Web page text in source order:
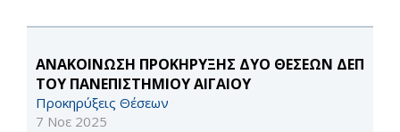
ΑΝΑΚΟΙΝΩΣΗ ΠΡΟΚΗΡΥΞΗΣ ΔΥΟ ΘΕΣΕΩΝ ΔΕΠ
ΤΟΥ ΠΑΝΕΠΙΣΤΗΜΙΟΥ ΑΙΓΑΙΟΥ
Προκηρύξεις Θέσεων
7 Νοε 2025